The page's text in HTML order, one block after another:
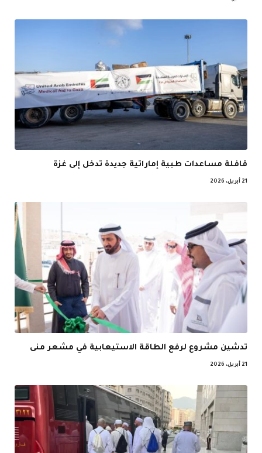
قافلة مساعدات طبية إماراتية جديدة تدخل إلى غزة
21 أبريل، 2026
تدشين مشروع لرفع الطاقة الاستيعابية في مشعر منى
21 أبريل، 2026